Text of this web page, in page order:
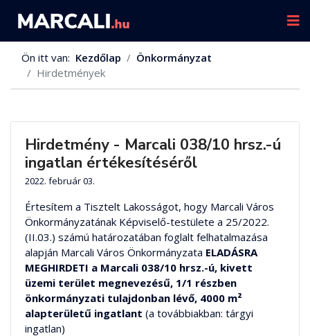
Ön itt van: Kezdőlap
Önkormányzat
Hirdetmények
Hirdetmény - Marcali 038/10 hrsz.-ú
ingatlan értékesítéséről
2022. február 03.
Értesítem a Tisztelt Lakosságot, hogy Marcali Város
Önkormányzatának Képviselő-testülete a 25/2022.
(II.03.) számú határozatában foglalt felhatalmazása
alapján Marcali Város Önkormányzata ELADÁSRA
MEGHIRDETI a Marcali 038/10 hrsz.-ú, kivett
üzemi terület megnevezésű, 1/1 részben
önkormányzati tulajdonban lévő, 4000 m²
alapterületű ingatlant (a továbbiakban: tárgyi
ingatlan)